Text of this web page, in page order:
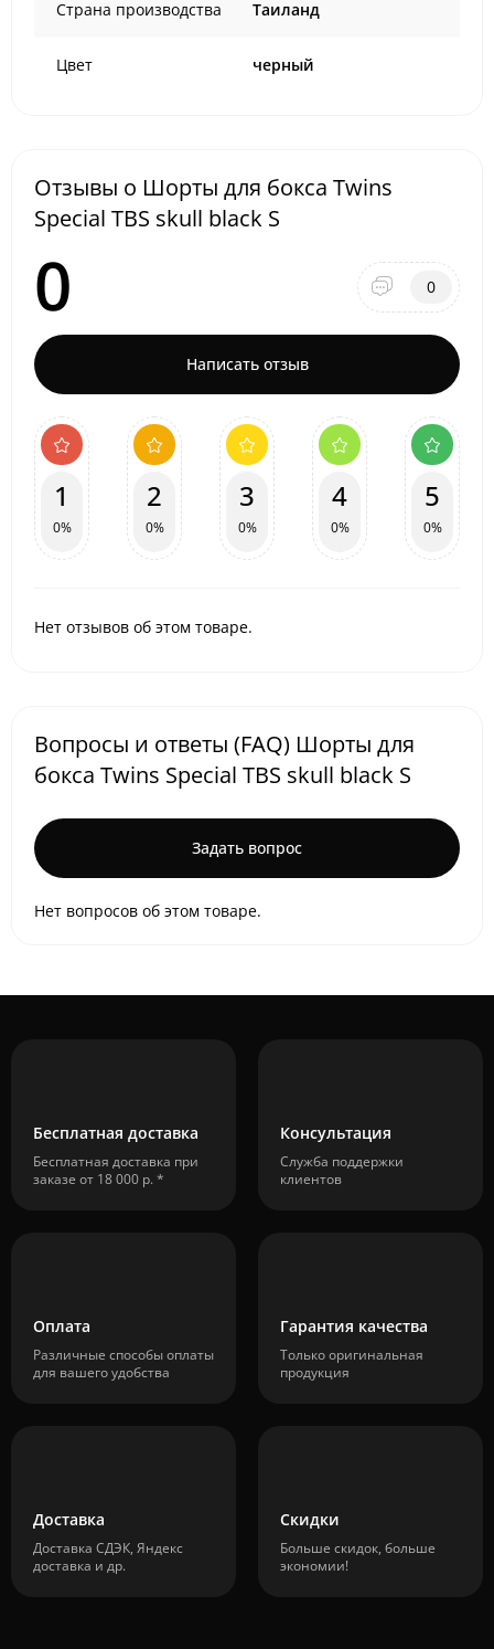
Страна производства Таиланд
Цвет черный
Отзывы о Шорты для бокса Twins
Special TBS skull black S
0 0
Написать отзыв
1
0%
2
0%
3
0%
4
0%
5
0%
Нет отзывов об этом товаре.
Вопросы и ответы (FAQ) Шорты для
бокса Twins Special TBS skull black S
Задать вопрос
Нет вопросов об этом товаре.
Бесплатная доставка
Бесплатная доставка при
заказе от 18 000 р. *
Консультация
Служба поддержки
клиентов
Оплата
Различные способы оплаты
для вашего удобства
Гарантия качества
Только оригинальная
продукция
Доставка
Доставка СДЭК, Яндекс
доставка и др.
Скидки
Больше скидок, больше
экономии!